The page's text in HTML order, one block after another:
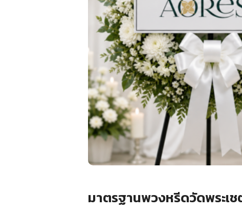
มาตรฐานพวงหรีดวัดพระเ